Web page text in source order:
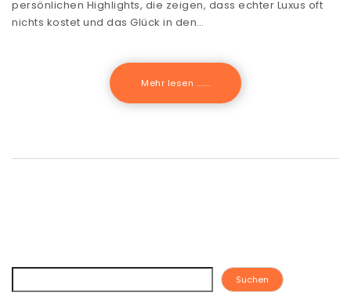
persönlichen Highlights, die zeigen, dass echter Luxus oft
nichts kostet und das Glück in den…
Mehr lesen .......
Suchen